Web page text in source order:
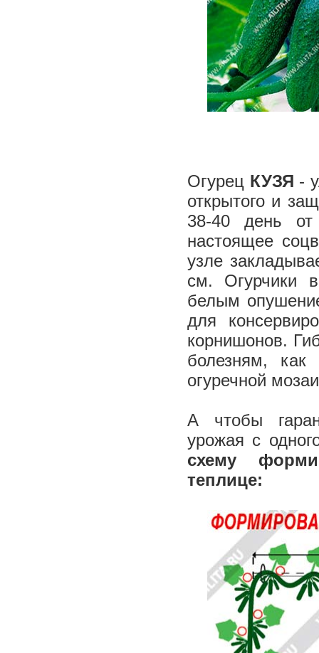
Огурец КУЗЯ -
открытого и
38-40 день от
настоящее
узле
см. Огурчики
белым
для
корнишонов.
болезням,
огуречной
А чтобы
урожая с
схему
теплице: